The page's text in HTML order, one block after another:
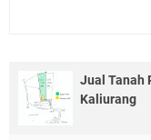
Jual Tanah
Kaliurang